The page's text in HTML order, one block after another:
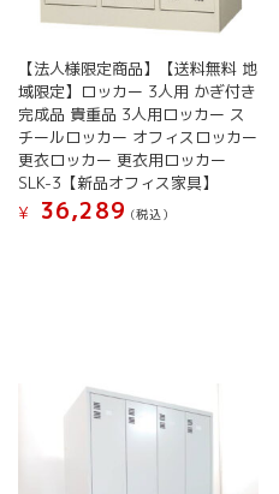
【法人様限定商品】【送料無料 地
域限定】ロッカー 3人用 かぎ付き
完成品 貴重品 3人用ロッカー ス
チールロッカー オフィスロッカー
更衣ロッカー 更衣用ロッカー
SLK-3【新品オフィス家具】
¥
36,289 (税込）